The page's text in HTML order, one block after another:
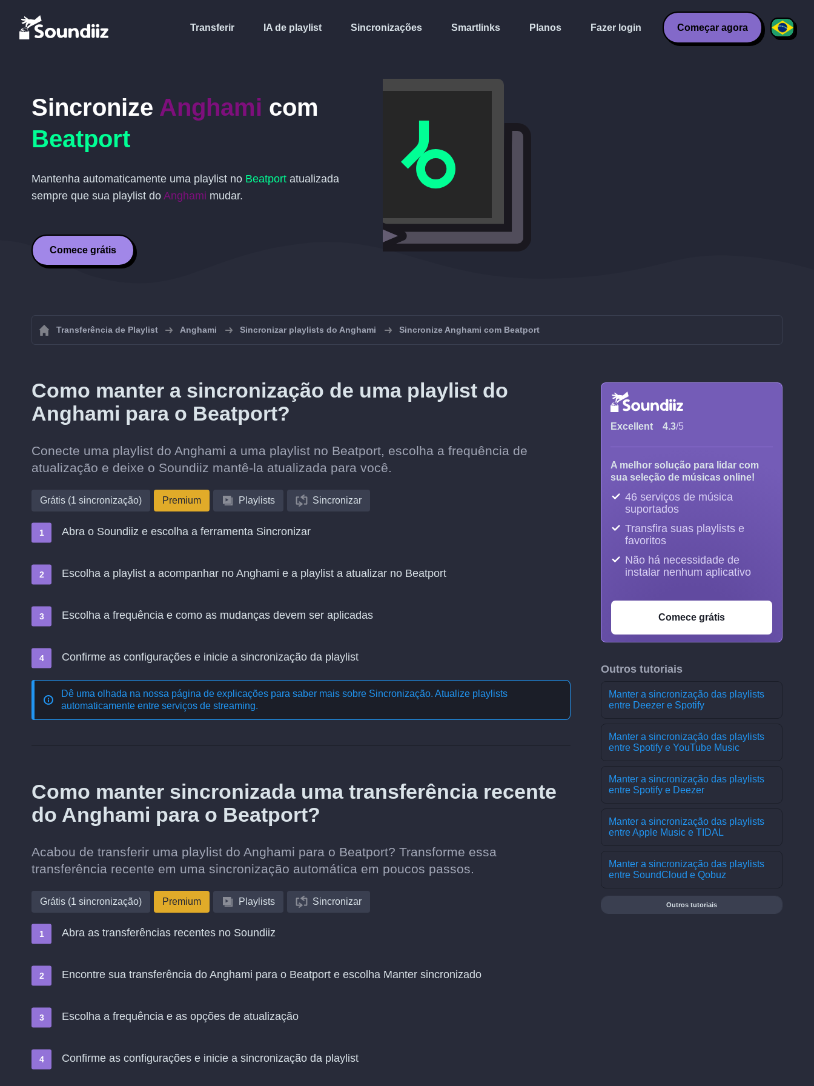
Transferir IA de playlist Sincronizações Smartlinks Planos Fazer login Começar agora
Sincronize Anghami com
Beatport
Mantenha automaticamente uma playlist no Beatport atualizada
sempre que sua playlist do Anghami mudar.
Comece grátis
Transferência de Playlist Anghami Sincronizar playlists do Anghami Sincronize Anghami com Beatport
Como manter a sincronização de uma playlist do
Anghami para o Beatport?
Conecte uma playlist do Anghami a uma playlist no Beatport, escolha a frequência de
atualização e deixe o Soundiiz mantê-la atualizada para você.
Grátis (1 sincronização) Premium Playlists Sincronizar
Abra o Soundiiz e escolha a ferramenta Sincronizar
Escolha a playlist a acompanhar no Anghami e a playlist a atualizar no Beatport
Escolha a frequência e como as mudanças devem ser aplicadas
Confirme as configurações e inicie a sincronização da playlist
Dê uma olhada na nossa página de explicações para saber mais sobre Sincronização. Atualize playlists
automaticamente entre serviços de streaming.
Como manter sincronizada uma transferência recente
do Anghami para o Beatport?
Acabou de transferir uma playlist do Anghami para o Beatport? Transforme essa
transferência recente em uma sincronização automática em poucos passos.
Grátis (1 sincronização) Premium Playlists Sincronizar
Abra as transferências recentes no Soundiiz
Encontre sua transferência do Anghami para o Beatport e escolha Manter sincronizado
Escolha a frequência e as opções de atualização
Confirme as configurações e inicie a sincronização da playlist
Excellent 4.3/5
A melhor solução para lidar com
sua seleção de músicas online!
46 serviços de música
suportados
Transfira suas playlists e
favoritos
Não há necessidade de
instalar nenhum aplicativo
Comece grátis
Outros tutoriais
Manter a sincronização das playlists
entre Deezer e Spotify
Manter a sincronização das playlists
entre Spotify e YouTube Music
Manter a sincronização das playlists
entre Spotify e Deezer
Manter a sincronização das playlists
entre Apple Music e TIDAL
Manter a sincronização das playlists
entre SoundCloud e Qobuz
Outros tutoriais